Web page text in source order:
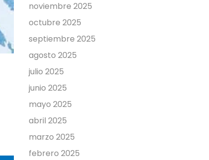
noviembre 2025
octubre 2025
septiembre 2025
agosto 2025
julio 2025
junio 2025
mayo 2025
abril 2025
marzo 2025
febrero 2025